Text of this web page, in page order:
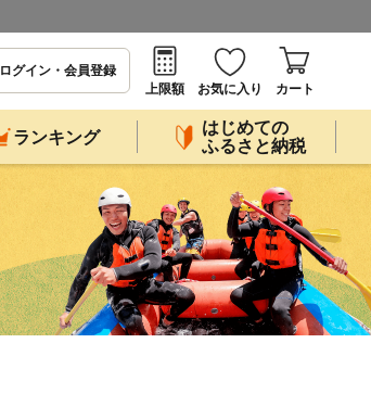
ログイン・会員登録
上限額
お気に入り カート
ランキング
はじめての
ふるさと納税